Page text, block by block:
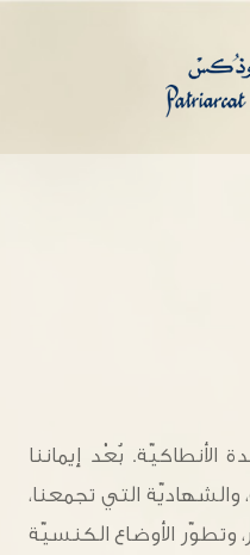
الأنطاكيّة. بُعْد إيماننا
التي تجمعنا،
وتطوّر الأوضاع الكنسيّة